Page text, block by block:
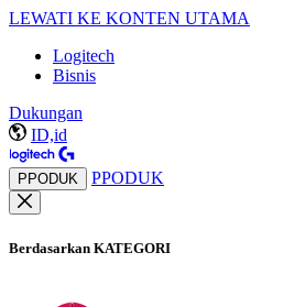
LEWATI KE KONTEN UTAMA
Logitech
Bisnis
Dukungan
ID,id
PPODUK PPODUK
Berdasarkan KATEGORI